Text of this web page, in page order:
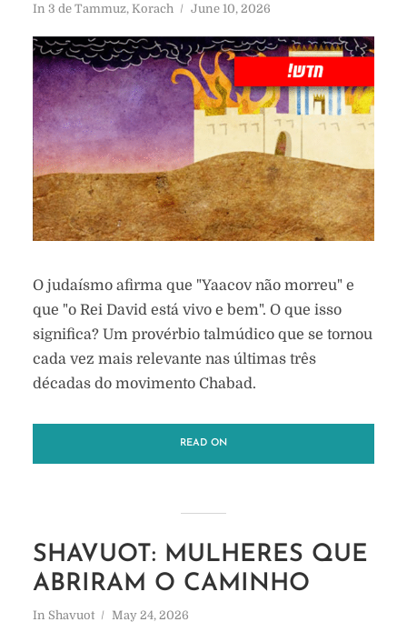
In 3 de Tammuz, Korach June 10, 2026
O judaísmo afirma que "Yaacov não morreu" e
que "o Rei David está vivo e bem". O que isso
significa? Um provérbio talmúdico que se tornou
cada vez mais relevante nas últimas três
décadas do movimento Chabad.
READ ON
SHAVUOT: MULHERES QUE
ABRIRAM O CAMINHO
In Shavuot May 24, 2026